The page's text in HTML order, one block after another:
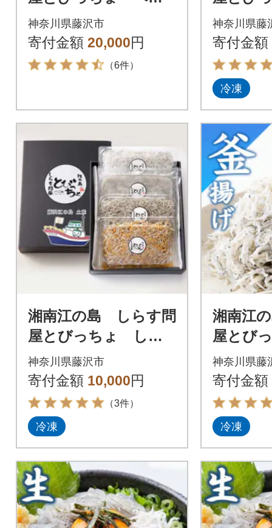
お食事券(2名様1組分)
神奈川県藤沢市
寄付金額 20,000円
（6件）
げしら
×4個)
神奈川県藤
寄付金額
冷凍
湘南江の島 しらす問
屋とびっちょ しら
す (4種セット)
神奈川県藤沢市
寄付金額 10,000円
（3件）
冷凍
湘南江
屋とび
げしら
60g×4個
神奈川県藤
寄付金額
冷凍